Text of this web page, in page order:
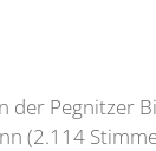
der Pegnitzer
(2.114